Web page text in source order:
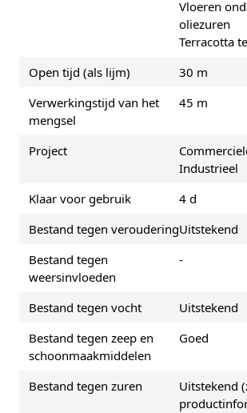
Vloeren
oliezuren
Terracotta
Open tijd (als lijm)
30 m
Verwerkingstijd van het
mengsel
45 m
Project
Industrieel
Klaar voor gebruik
4 d
Bestand tegen verouderingUitstekend
Bestand tegen
weersinvloeden
-
Bestand tegen vocht
Uitstekend
Bestand tegen zeep en
schoonmaakmiddelen
Goed
Bestand tegen zuren
Uitstekend